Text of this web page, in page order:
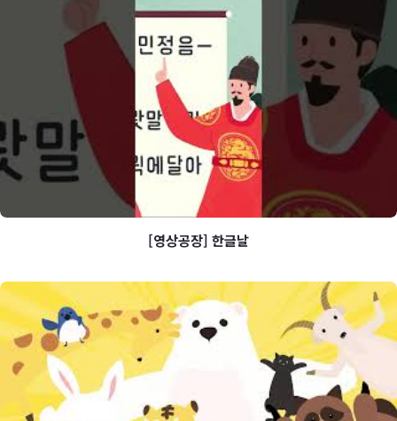
[영상공장] 크리스마스
[영상공장] 한글날
[영상공장] 한글날